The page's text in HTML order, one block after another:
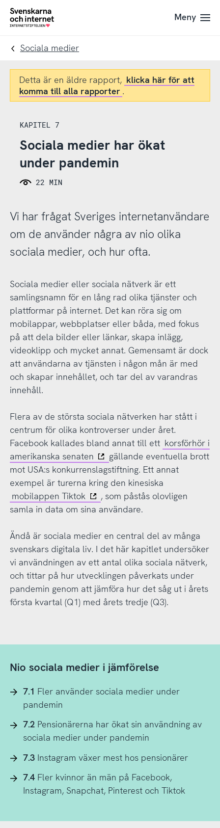
Till
navigation
Till
innehåll
To
Meny
Sociala medier
Detta är en äldre rapport, klicka här för att
komma till alla rapporter .
KAPITEL 7
Sociala medier har ökat
under pandemin
22 MIN
Vi har frågat Sveriges internetanvändare
om de använder några av nio olika
sociala medier, och hur ofta.
Sociala medier eller sociala nätverk är ett
samlingsnamn för en lång rad olika tjänster och
plattformar på internet. Det kan röra sig om
mobilappar, webbplatser eller båda, med fokus
på att dela bilder eller länkar, skapa inlägg,
videoklipp och mycket annat. Gemensamt är dock
att användarna av tjänsten i någon mån är med
och skapar innehållet, och tar del av varandras
innehåll.
Flera av de största sociala nätverken har stått i
centrum för olika kontroverser under året.
Facebook kallades bland annat till ett korsförhör i
amerikanska senaten
gällande eventuella brott
mot USA:s konkurrenslagstiftning. Ett annat
exempel är turerna kring den kinesiska
mobilappen Tiktok
, som påstås olovligen
samla in data om sina användare.
Ändå är sociala medier en central del av många
svenskars digitala liv. I det här kapitlet undersöker
vi användningen av ett antal olika sociala nätverk,
och tittar på hur utvecklingen påverkats under
pandemin genom att jämföra hur det såg ut i årets
första kvartal (Q1) med årets tredje (Q3).
Nio sociala medier i jämförelse
7.1 Fler använder sociala medier under
pandemin
7.2Pensionärerna har ökat sin användning av
sociala medier under pandemin
7.3Instagram växer mest hos pensionärer
7.4Fler kvinnor än män på Facebook,
Instagram, Snapchat, Pinterest och Tiktok